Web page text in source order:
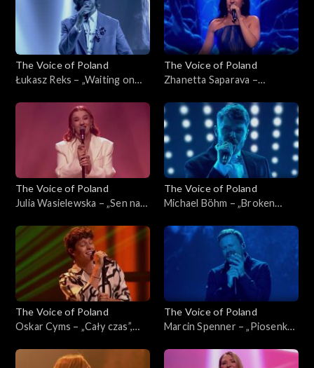
The Voice of Poland
Łukasz Reks – „Waiting on
Voice of Poland”, Live 1, 8
listopada 2025
The Voice of Poland
Zhanetta Saparava –
Poland”, Live 1, 8 listopada
2025
The Voice of Poland
Julia Wasielewska – „Sen na
Poland”, Live 1, 8 listopada
2025
The Voice of Poland
Michael Böhm – „Broken
Poland”, Live 1, 8 listopada
The Voice of Poland
Oskar Cyms – „Cały czas”,
8 listopada 2025
The Voice of Poland
Marcin Spenner – „Piosenka
Poland”, Live 1, 8 listopada